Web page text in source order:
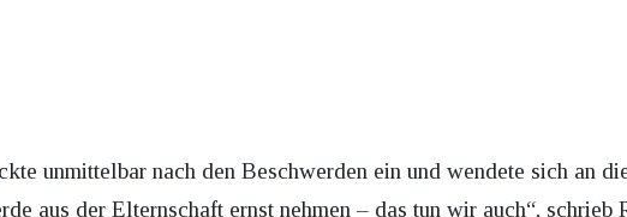
unmittelbar nach den Beschwerden ein und wendete sich an
aus der Elternschaft ernst nehmen – das tun wir auch“, schrieb